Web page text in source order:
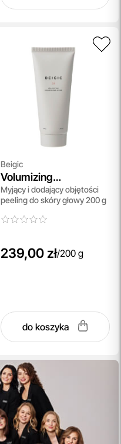
Beigic
Volumizing
Shampooing Scrub
Myjący i dodający objętości
peeling do skóry głowy 200 g
239,00 zł/200 g
do koszyka